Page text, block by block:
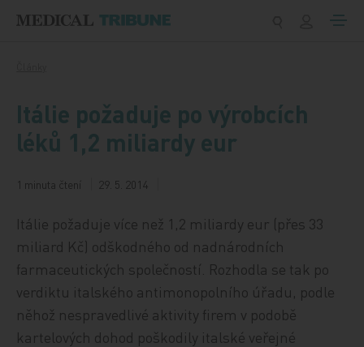
Itálie požaduje po výrobcích
léků 1,2 miliardy eur
1 minuta čtení 29. 5. 2014
Itálie požaduje více než 1,2 miliardy eur (přes 33
miliard Kč) odškodného od nadnárodních
farmaceutických společností. Rozhodla se tak po
verdiktu italského antimonopolního úřadu, podle
něhož nespravedlivé aktivity firem v podobě
kartelových dohod poškodily italské veřejné